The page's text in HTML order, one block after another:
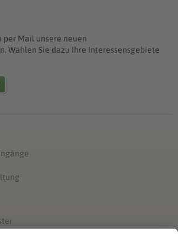
per Mail unsere neuen
Wählen Sie dazu Ihre Interessensgebiete